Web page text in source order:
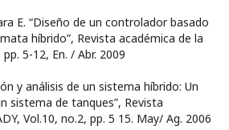
E. “Diseño de un controlador basado
híbrido”, Revista académica de la
5-12, En. / Abr. 2009
y análisis de un sistema híbrido: Un
sistema de tanques”, Revista
Vol.10, no.2, pp. 5 15. May/ Ag. 2006